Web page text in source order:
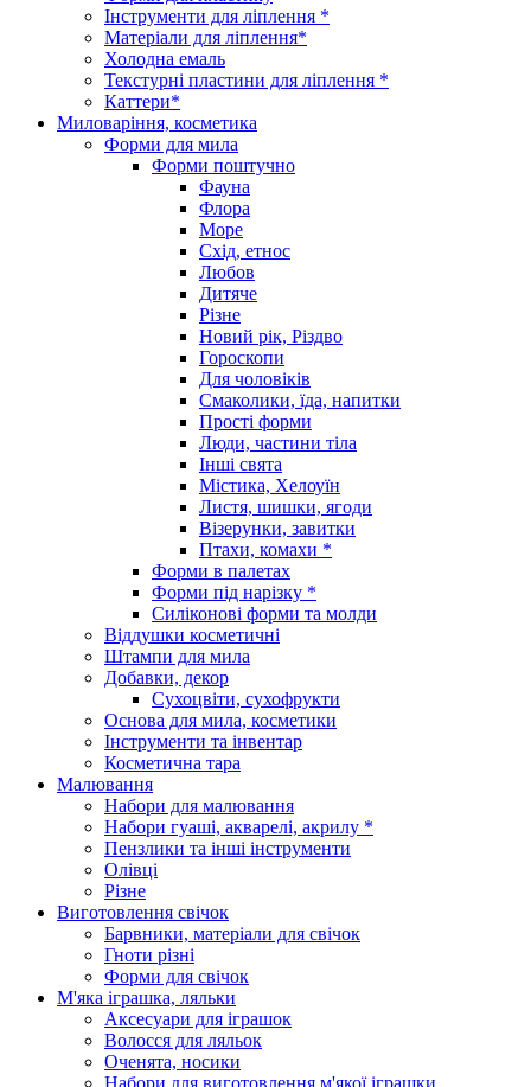
Інструменти для ліплення *
Матеріали для ліплення*
Холодна емаль
Текстурні пластини для ліплення *
Каттери*
Миловаріння, косметика
Форми для мила
Форми поштучно
Фауна
Флора
Море
Схід, етнос
Любов
Дитяче
Різне
Новий рік, Різдво
Гороскопи
Для чоловіків
Смаколики, їда, напитки
Прості форми
Люди, частини тіла
Інші свята
Містика, Хелоуїн
Листя, шишки, ягоди
Візерунки, завитки
Птахи, комахи *
Форми в палетах
Форми під нарізку *
Силіконові форми та молди
Віддушки косметичні
Штампи для мила
Добавки, декор
Сухоцвіти, сухофрукти
Основа для мила, косметики
Інструменти та інвентар
Косметична тара
Малювання
Набори для малювання
Набори гуаші, акварелі, акрилу *
Пензлики та інші інструменти
Олівці
Різне
Виготовлення свічок
Барвники, матеріали для свічок
Гноти різні
Форми для свічок
М'яка іграшка, ляльки
Аксесуари для іграшок
Волосся для ляльок
Оченята, носики
Набори для виготовлення м'якої іграшки